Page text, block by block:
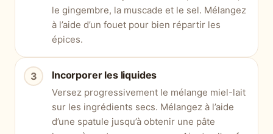
le gingembre, la muscade et le sel. Mélangez
à l’aide d’un fouet pour bien répartir les
épices.
Incorporer les liquides
Versez progressivement le mélange miel-lait
sur les ingrédients secs. Mélangez à l’aide
d’une spatule jusqu’à obtenir une pâte